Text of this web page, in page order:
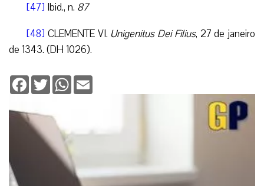
[47] Ibid., n. 87
[48] CLEMENTE VI. Unigenitus Dei Filius, 27 de janeiro
de 1343. (DH 1026).
Facebook
TwitterWhatsApp